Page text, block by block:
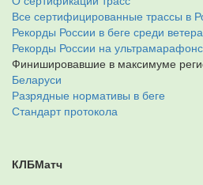
Все сертифицированные трассы в
Рекорды России в беге среди
Рекорды России на
Финишировавшие в максимуме
Беларуси
Разрядные нормативы в беге
Стандарт протокола
КЛБМатч